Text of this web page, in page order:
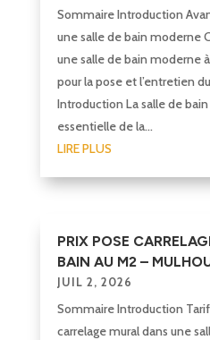
Sommaire Introduction
une salle de bain moderne
une salle de bain moderne
pour la pose et l’entretien
Introduction La salle de
essentielle de la...
LIRE PLUS
PRIX POSE
BAIN AU M2 –
JUIL 2, 2026
Sommaire Introduction
carrelage mural dans une